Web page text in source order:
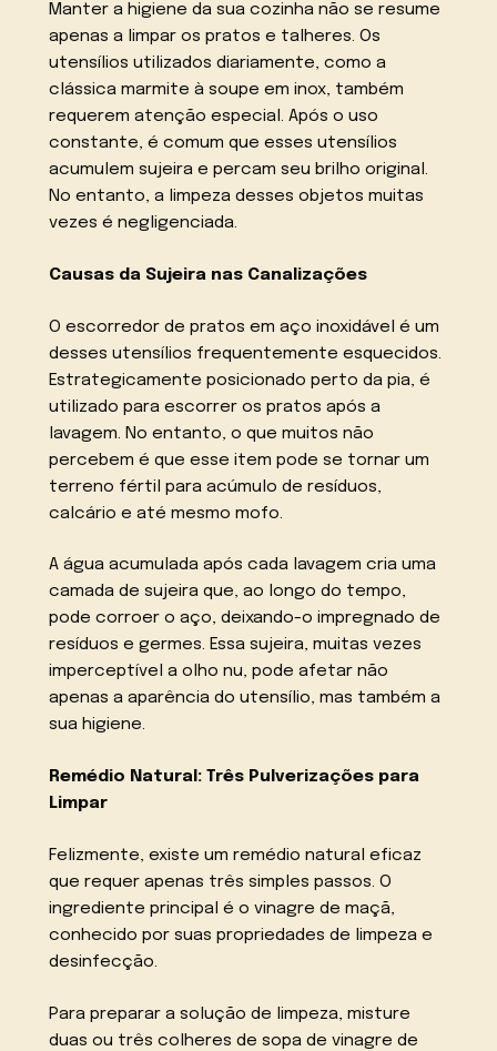
Manter a higiene da sua cozinha não se resume
apenas a limpar os pratos e talheres. Os
utensílios utilizados diariamente, como a
clássica marmite à soupe em inox, também
requerem atenção especial. Após o uso
constante, é comum que esses utensílios
acumulem sujeira e percam seu brilho original.
No entanto, a limpeza desses objetos muitas
vezes é negligenciada.
Causas da Sujeira nas Canalizações
O escorredor de pratos em aço inoxidável é um
desses utensílios frequentemente esquecidos.
Estrategicamente posicionado perto da pia, é
utilizado para escorrer os pratos após a
lavagem. No entanto, o que muitos não
percebem é que esse item pode se tornar um
terreno fértil para acúmulo de resíduos,
calcário e até mesmo mofo.
A água acumulada após cada lavagem cria uma
camada de sujeira que, ao longo do tempo,
pode corroer o aço, deixando-o impregnado de
resíduos e germes. Essa sujeira, muitas vezes
imperceptível a olho nu, pode afetar não
apenas a aparência do utensílio, mas também a
sua higiene.
Remédio Natural: Três Pulverizações para
Limpar
Felizmente, existe um remédio natural eficaz
que requer apenas três simples passos. O
ingrediente principal é o vinagre de maçã,
conhecido por suas propriedades de limpeza e
desinfecção.
Para preparar a solução de limpeza, misture
duas ou três colheres de sopa de vinagre de